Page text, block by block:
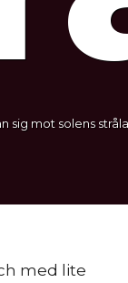
sig mot solens
med lite